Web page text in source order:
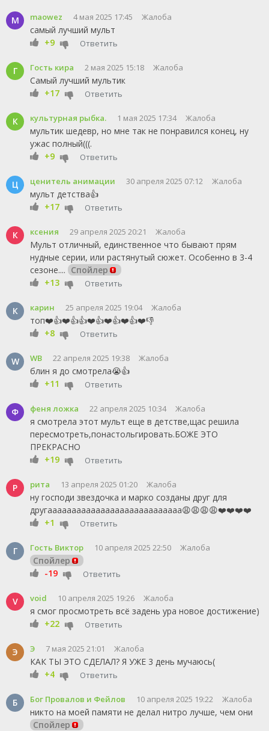
M maowez 4 мая 2025 17:45 Жалоба
самый лучший мульт
+9
Ответить
Г Гость кира 2 мая 2025 15:18 Жалоба
Самый лучший мультик
+17
Ответить
К культурная рыбка. 1 мая 2025 17:34 Жалоба
мультик шедевр, но мне так не понравился конец, ну
ужас полный(((.
+9
Ответить
Ц ценитель анимации 30 апреля 2025 07:12 Жалоба
мульт детства👍
+17
Ответить
К ксения 29 апреля 2025 20:21 Жалоба
Мульт отличный, единственное что бывают прям
нудные серии, или растянутый сюжет. Особенно в 3-4
сезоне.... Спойлер
+13
Ответить
К карин 25 апреля 2025 19:04 Жалоба
топ❤️👍❤️👍👍❤️👍❤️👍❤️👍❤️👎
+8
Ответить
W WB 22 апреля 2025 19:38 Жалоба
блин я до смотрела😭👍
+11
Ответить
Ф феня ложка 22 апреля 2025 10:34 Жалоба
я смотрела этот мульт еще в детстве,щас решила
пересмотреть,понастольгировать.БОЖЕ ЭТО
ПРЕКРАСНО
+19
Ответить
Р рита 13 апреля 2025 01:20 Жалоба
ну господи звездочка и марко созданы друг для
другаааааааааааааааааааааааааааа😩😩😩😩❤️❤️❤️❤️
+1
Ответить
Г Гость Виктор 10 апреля 2025 22:50 Жалоба
Спойлер
-19
Ответить
V void 10 апреля 2025 19:26 Жалоба
я смог просмотреть всё задень ура новое достижение)
+22
Ответить
Э Э 7 мая 2025 21:01 Жалоба
КАК ТЫ ЭТО СДЕЛАЛ? Я УЖЕ 3 день мучаюсь(
+4
Ответить
Б Бог Провалов и Фейлов 10 апреля 2025 19:22 Жалоба
никто на моей памяти не делал нитро лучше, чем они
Спойлер